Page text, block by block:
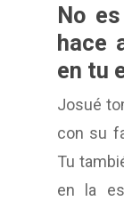
No
hace
en tu
Josué
con su
Tu
en la